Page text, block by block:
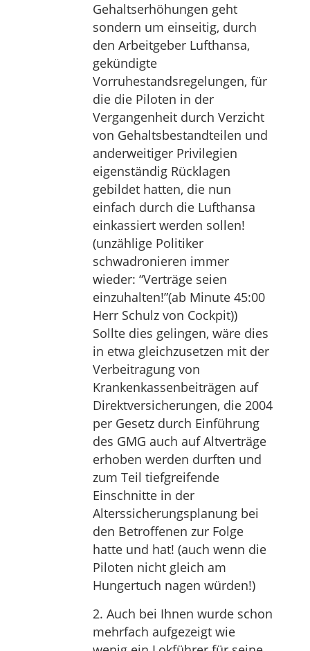
Gehaltserhöhungen geht
sondern um einseitig, durch
den Arbeitgeber Lufthansa,
gekündigte
Vorruhestandsregelungen, für
die die Piloten in der
Vergangenheit durch Verzicht
von Gehaltsbestandteilen und
anderweitiger Privilegien
eigenständig Rücklagen
gebildet hatten, die nun
einfach durch die Lufthansa
einkassiert werden sollen!
(unzählige Politiker
schwadronieren immer
wieder: “Verträge seien
einzuhalten!”(ab Minute 45:00
Herr Schulz von Cockpit))
Sollte dies gelingen, wäre dies
in etwa gleichzusetzen mit der
Verbeitragung von
Krankenkassenbeiträgen auf
Direktversicherungen, die 2004
per Gesetz durch Einführung
des GMG auch auf Altverträge
erhoben werden durften und
zum Teil tiefgreifende
Einschnitte in der
Alterssicherungsplanung bei
den Betroffenen zur Folge
hatte und hat! (auch wenn die
Piloten nicht gleich am
Hungertuch nagen würden!)
2. Auch bei Ihnen wurde schon
mehrfach aufgezeigt wie